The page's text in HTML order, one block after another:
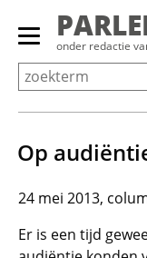
Overslaan
Primair
menu
tonen/verbergen
onder redactie
Op
24 mei 2013
Er is een tijd